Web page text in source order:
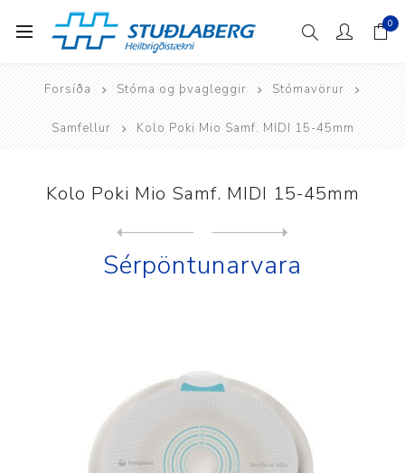
0
Forsíða Stóma og þvagleggir Stómavörur
Samfellur Kolo Poki Mio Samf. MIDI 15-45mm
Kolo Poki Mio Samf. MIDI 15-45mm
Sérpöntunarvara